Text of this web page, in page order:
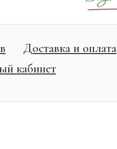
Доставка и оплата
кабинет